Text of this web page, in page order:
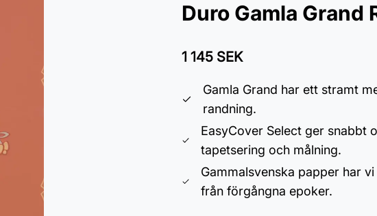
Duro Gamla Grand
1 145 SEK
Gamla Grand har ett stramt
randning.
EasyCover Select ger snabbt
tapetsering och målning.
Gammalsvenska papper har
från förgångna epoker.